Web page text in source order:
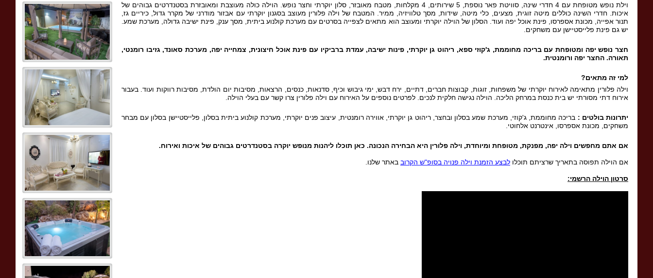
וילת נופש מטופחת עם 4 חדרי שינה, סוויטת פאר נוספת, 5 שירותים, 4 מקלחות, מטבח מאובזר, סלון יוקרתי וחצר נופש. הוילה כולה מעוצבת ומאובזרת בסטנדרטים גבוהים של
איכות. חדרי השינה כוללים מיטה זוגית, מצעים, כלי מיטה, שידות, מסך טלוויזיה, ממיר. המטבח של וילה פלורין מעוצב בסגנון יוקרתי עם אבזור מודרני של מקרר גדול, כיריים גז,
תנור אפייה, מכונת אספרסו, פינת אוכל יפה ועוד. הסלון של הוילה יוקרתי ומעוצב הוא מתאים לצפייה בסרטים עם מערכת קולנוע ביתית, מסך ענק, פינת ישיבה גדולה, מערכת שמע.
יש גם פינת פלייסטיישן עם משחקים.
חצר נופש יפה ומטופחת עם בריכה מחוממת, ג'קוזי ספא, ריהוט גן יוקרתי,פינות ישיבה, עמדת ברביקיו עם פינת אוכל חיצונית, צמחייה יפה, מערכת סאונד, גזיבו רומנטי,
תאורה. החצר יפה ורומנטית.
למי זה מתאים?
וילה פלורין מתאימה לאירוח יוקרתי של משפחות, זוגות, קבוצות חברים, דתיים, ירח דבש, ימי גיבוש וכיף, סדנאות, כנסים, הרצאות, מסיבות יום הולדת, מסיבות רווקות ועוד. בעבור
אירוח דתי מסורתי יש בית כנסת במרחק הליכה. הוילה נגישה חלקית לנכים. לפרטים נוספים על האירוח עם וילה פלורין צרו קשר עם בעלי הוילה.
יתרונות בולטים : בריכה מחוממת, ג'קוזי, מערכת שמע בסלון ובחצר, ריהוט גן יוקרתי, אווירה רומנטית, עיצוב פנים יוקרתי, מערכת קולנוע ביתית בסלון, פלייסטיישן בסלון עם מבחר
משחקים, מכונת אספרסו, אינטרנט אלחוטי.
אם אתם מחפשים וילה יפה, מפנקת, מטופחת ומיוחדת, וילה פלורין היא הבחירה הנכונה. כאן תוכלו ליהנות מנופש יוקרה בסטנדרטים גבוהים של איכות ואירוח.
אם הוילה תפוסה בתאריך שרציתם תוכלו לבצע הזמנת וילה פנויה בסופ"ש הקרוב באתר שלנו.
סרטון הוילה הרשמי: